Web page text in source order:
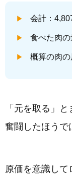
会計：
食べた肉
概算の肉
「元を取る」
奮闘したほうで
原価を意識し